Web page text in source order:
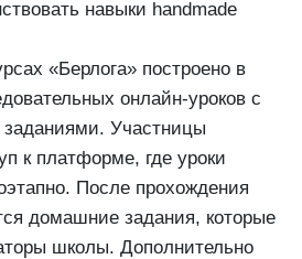
навыки handmade
«Берлога» построено в
онлайн-уроков с
заданиями. Участницы
к платформе, где уроки
После прохождения
домашние задания, которые
школы. Дополнительно